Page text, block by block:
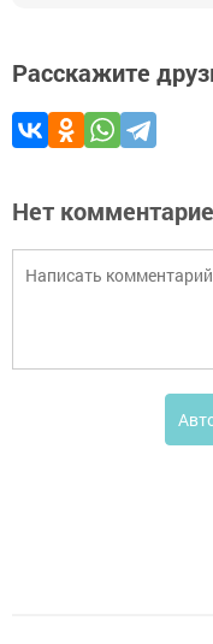
Расскажите
Нет